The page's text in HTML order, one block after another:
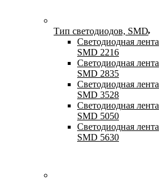
Тип светодиодов, SMD
Cветодиодная лента
SMD 2216
Светодиодная лента
SMD 2835
Светодиодная лента
SMD 3528
Светодиодная лента
SMD 5050
Светодиодная лента
SMD 5630